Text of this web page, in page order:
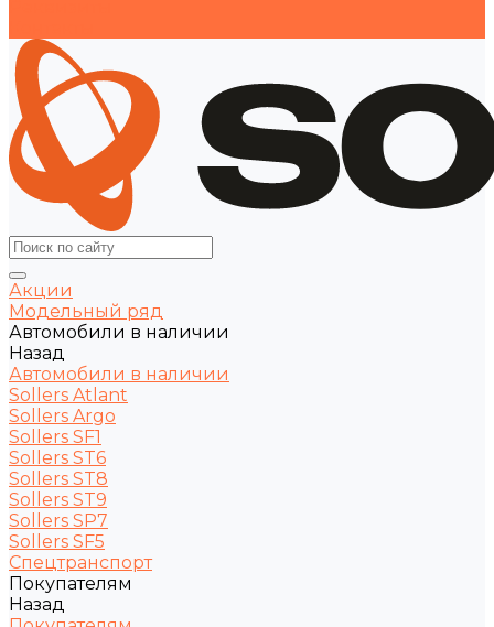
Акции
Модельный ряд
Автомобили в наличии
Назад
Автомобили в наличии
Sollers Atlant
Sollers Argo
Sollers SF1
Sollers ST6
Sollers ST8
Sollers ST9
Sollers SP7
Sollers SF5
Спецтранспорт
Покупателям
Назад